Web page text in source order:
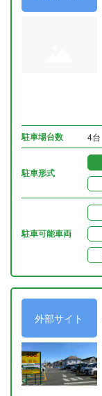
駐車場台数 4台
駐車形式
駐車可能車両
外部サイト